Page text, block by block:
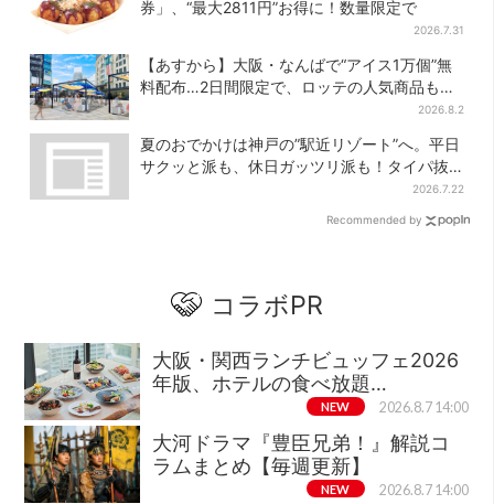
券」、“最大2811円”お得に！数量限定で
2026.7.31
【あすから】大阪・なんばで“アイス1万個”無
料配布…2日間限定で、ロッテの人気商品もら
2026.8.2
夏のおでかけは神戸の”駅近リゾート”へ。平日
サクッと派も、休日ガッツリ派も！タイパ抜
2026.7.22
Recommended by
コラボPR
大阪・関西ランチビュッフェ2026
年版、ホテルの食べ放題…
NEW 2026.8.7 14:00
大河ドラマ『豊臣兄弟！』解説コ
ラムまとめ【毎週更新】
NEW 2026.8.7 14:00